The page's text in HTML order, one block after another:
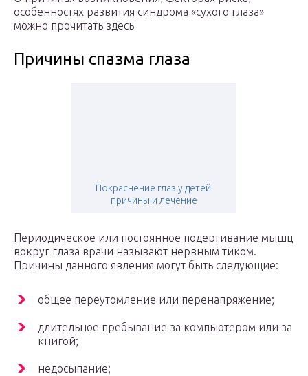
особенностях развития синдрома «сухого глаза»
можно прочитать здесь
Причины спазма глаза
Покраснение глаз у детей:
причины и лечение
Периодическое или постоянное подергивание мышц
вокруг глаза врачи называют нервным тиком.
Причины данного явления могут быть следующие:
общее переутомление или перенапряжение;
длительное пребывание за компьютером или за
книгой;
недосыпание;